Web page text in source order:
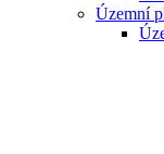
Územní